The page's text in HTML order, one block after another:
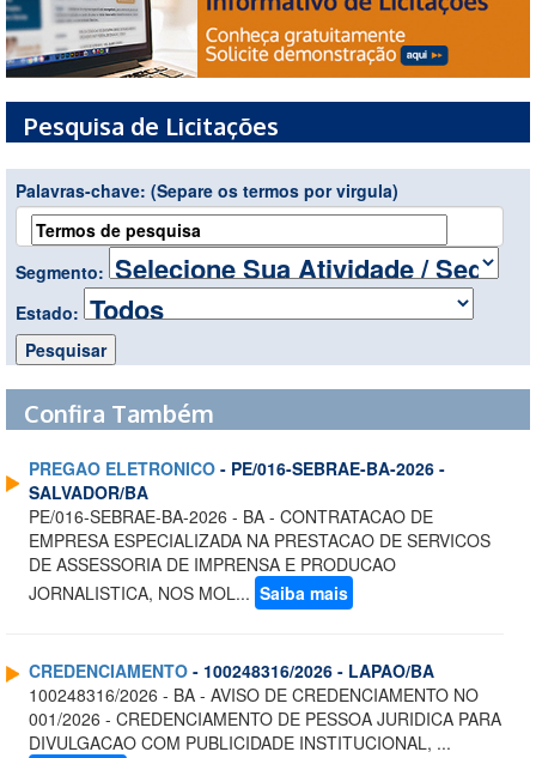
Pesquisa de Licitações
Palavras-chave: (Separe os termos por virgula)
Segmento:
Estado:
Confira Também
PREGAO ELETRONICO - PE/016-SEBRAE-BA-2026 -
SALVADOR/BA
PE/016-SEBRAE-BA-2026 - BA - CONTRATACAO DE
EMPRESA ESPECIALIZADA NA PRESTACAO DE SERVICOS
DE ASSESSORIA DE IMPRENSA E PRODUCAO
JORNALISTICA, NOS MOL... Saiba mais
CREDENCIAMENTO - 100248316/2026 - LAPAO/BA
100248316/2026 - BA - AVISO DE CREDENCIAMENTO NO
001/2026 - CREDENCIAMENTO DE PESSOA JURIDICA PARA
DIVULGACAO COM PUBLICIDADE INSTITUCIONAL, ...